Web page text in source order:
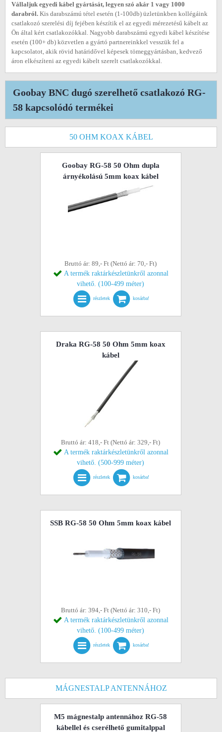
Vállaljuk egyedi kábel gyártását, legyen szó akár 1 vagy 1000
darabról. Kis darabszámú tétel esetén (1-100db) üzletünkben kollégáink
csatlakozó szerelési díj fejében készítik el az egyedi mérezetésű kábelt az
Ön által kért csatlakozókkal. Nagyobb darabszámú egyedi kábel készítése
esetén (100+ db) közvetlen a gyártó partnereinkkel vesszük fel a
kapcsolatot, akik rövid határidővel képesek tömeggyártásban, kedvező
áron elkészíteni az egyedi kábelt szerelt csatlakozókkal.
Goobay BNC dugó szerelhető csatlakozó RG-
58 kapcsolódó termékei
50 OHM KOAX KÁBEL
Goobay RG-58 50 Ohm dupla
árnyékolású 5mm koax kábel
Bruttó ár: 89,- Ft (Nettó ár: 70,- Ft)
A termék raktárkészletünkről azonnal
vihető. (100-499 méter)
részletek kosárba!
Draka RG-58 50 Ohm 5mm koax
kábel
Bruttó ár: 418,- Ft (Nettó ár: 329,- Ft)
A termék raktárkészletünkről azonnal
vihető. (500-999 méter)
részletek kosárba!
SSB RG-58 50 Ohm 5mm koax kábel
Bruttó ár: 394,- Ft (Nettó ár: 310,- Ft)
A termék raktárkészletünkről azonnal
vihető. (100-499 méter)
részletek kosárba!
MÁGNESTALP ANTENNÁHOZ
M5 mágnestalp antennához RG-58
kábellel és cserélhető gumitalppal